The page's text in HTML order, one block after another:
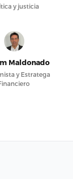
y justicia
Maldonado
y Estratega